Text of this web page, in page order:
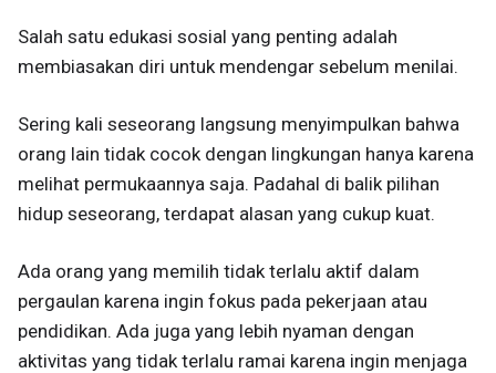
Salah satu edukasi sosial yang penting adalah
membiasakan diri untuk mendengar sebelum menilai.
Sering kali seseorang langsung menyimpulkan bahwa
orang lain tidak cocok dengan lingkungan hanya karena
melihat permukaannya saja. Padahal di balik pilihan
hidup seseorang, terdapat alasan yang cukup kuat.
Ada orang yang memilih tidak terlalu aktif dalam
pergaulan karena ingin fokus pada pekerjaan atau
pendidikan. Ada juga yang lebih nyaman dengan
aktivitas yang tidak terlalu ramai karena ingin menjaga